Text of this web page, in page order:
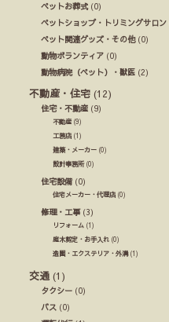
ペットお葬式(0)
ペットショップ・トリミングサロン
ペット関連グッズ・その他(0)
動物ボランティア (0)
動物病院（ペット）・獣医 (2)
不動産・住宅 (12)
住宅・不動産 (9)
不動産 (9)
工務店 (1)
建築・メーカー (0)
設計事務所(0)
住宅設備(0)
住宅メーカー・代理店 (0)
修理・工事(3)
リフォーム (1)
庭木剪定・お手入れ (0)
造園・エクステリア・外溝(1)
交通 (1)
タクシー (0)
バス (0)